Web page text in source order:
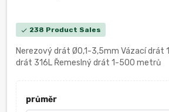
check 238 Product Sales
Nerezový drát Ø0,1-3,5mm Vázací drát
drát 316L Řemeslný drát 1-500 metrů
průměr